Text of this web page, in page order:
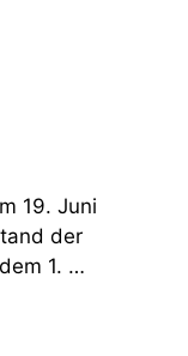
19. Juni
der
1. …